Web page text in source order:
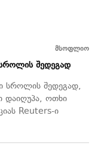
მსოფლიო
შედეგად
სროლის შედეგად,
დაიღუპა, ოთხი
Reuters-ი